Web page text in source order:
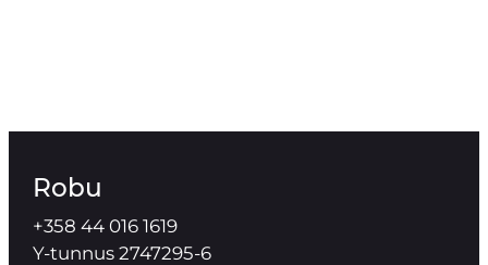
Robu
+358 44 016 1619
Y-tunnus 2747295-6